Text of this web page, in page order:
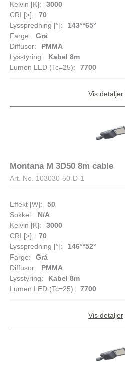
Kelvin [K]:
3000
CRI [>]:
70
Lysspredning [°]:
143°*65°
Farge:
Grå
Diffusor:
PMMA
Lysstyring:
Kabel 8m
Lumen LED (Tc=25):
7700
Vis detaljer
Montana M 3D50 8m cable
Art. No. 103030-50-D-1
Effekt [W]:
50
Sokkel:
N/A
Kelvin [K]:
3000
CRI [>]:
70
Lysspredning [°]:
146°*52°
Farge:
Grå
Diffusor:
PMMA
Lysstyring:
Kabel 8m
Lumen LED (Tc=25):
7700
Vis detaljer